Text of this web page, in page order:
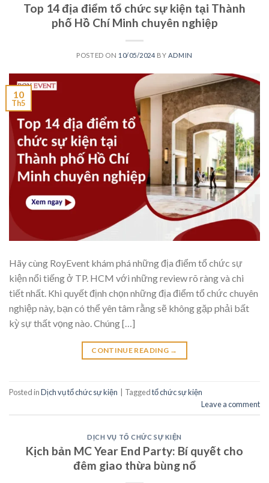
Top 14 địa điểm tổ chức sự kiện tại Thành
phố Hồ Chí Minh chuyên nghiệp
POSTED ON 10/05/2024 BY ADMIN
10
Th5
Hãy cùng RoyEvent khám phá những địa điểm tổ chức sự
kiện nổi tiếng ở TP. HCM với những review rõ ràng và chi
tiết nhất. Khi quyết định chọn những địa điểm tổ chức chuyên
nghiệp này, bạn có thể yên tâm rằng sẽ không gặp phải bất
kỳ sự thất vọng nào. Chúng […]
CONTINUE READING →
Posted inDịch vụ tổ chức sự kiện | Taggedtổ chức sự kiện
Leave a comment
DỊCH VỤ TỔ CHỨC SỰ KIỆN
Kịch bản MC Year End Party: Bí quyết cho
đêm giao thừa bùng nổ